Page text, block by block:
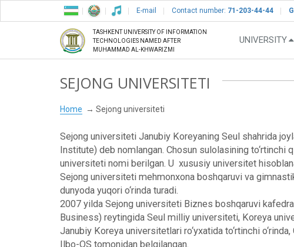
E-mail Contact number: 71-203-44-44
TASHKENT UNIVERSITY OF INFORMATION
TECHNOLOGIES NAMED AFTER
MUHAMMAD AL-KHWARIZMI
UNIVERSITY
SEJONG UNIVERSITETI
Home Sejong universiteti
Sejong universiteti Janubiy Koreyaning Seul shahrida
Institute) deb nomlangan. Chosun sulolasining
universiteti nomi berilgan. U xususiy universitet
Sejong universiteti mehmonxona boshqaruvi va
dunyoda yuqori o‘rinda turadi.
2007 yilda Sejong universiteti Biznes boshqaruvi
Business) reytingida Seul milliy universiteti, Koreya
Janubiy Koreya universitetlari ro‘yxatida to‘rtinchi
Ilbo-QS tomonidan belgilangan.